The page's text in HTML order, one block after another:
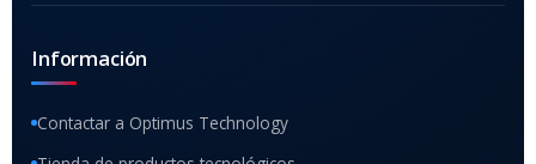
Información
Contactar a Optimus Technology